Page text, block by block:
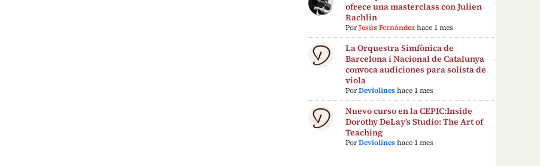
ofrece una masterclass con Julien
Rachlin
PorJesús Fernández hace 1 mes
La Orquestra Simfònica de
Barcelona i Nacional de Catalunya
convoca audiciones para solista de
viola
PorDeviolines hace 1 mes
Nuevo curso en la CEPIC:Inside
Dorothy DeLay’s Studio: The Art of
Teaching
PorDeviolines hace 1 mes